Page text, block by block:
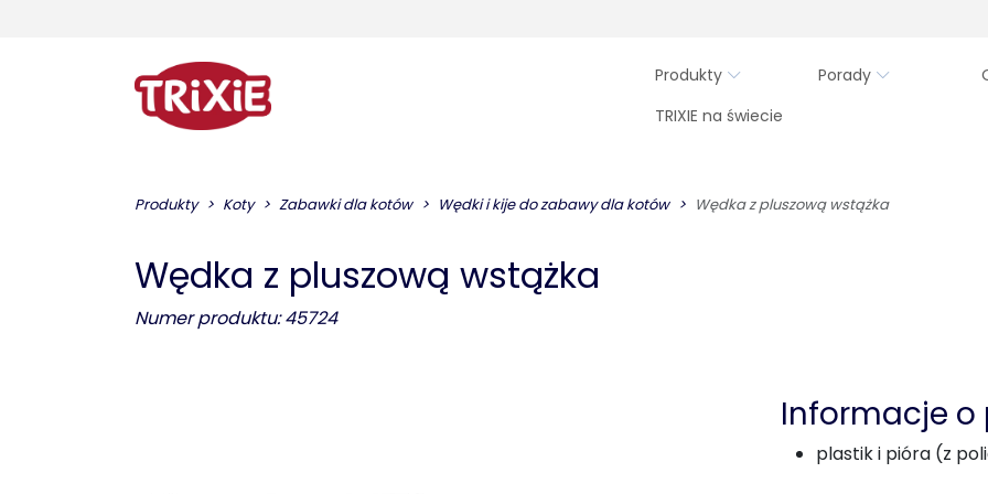
Produkty Porady
TRIXIE na świecie
Produkty Koty Zabawki dla kotów Wędki i kije do zabawy dla kotów Wędka z pluszową wstążka
Wędka z pluszową wstążka
Numer produktu: 45724
Informacje o
plastik i pióra (z